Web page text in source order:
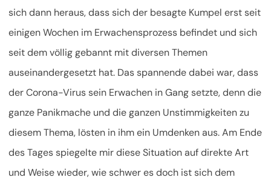
sich dann heraus, dass sich der besagte Kumpel erst seit
einigen Wochen im Erwachensprozess befindet und sich
seit dem völlig gebannt mit diversen Themen
auseinandergesetzt hat. Das spannende dabei war, dass
der Corona-Virus sein Erwachen in Gang setzte, denn die
ganze Panikmache und die ganzen Unstimmigkeiten zu
diesem Thema, lösten in ihm ein Umdenken aus. Am Ende
des Tages spiegelte mir diese Situation auf direkte Art
und Weise wieder, wie schwer es doch ist sich dem